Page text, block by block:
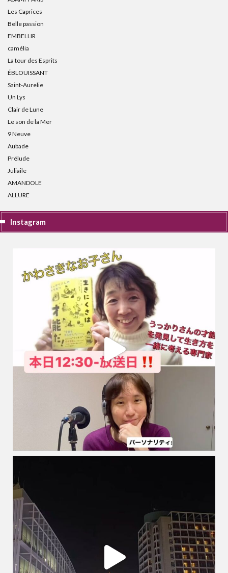
Les Caprices
Belle passion
EMBELLIR
camélia
La tour des Esprits
ÉBLOUISSANT
Saint-Aurelie
Un Lys
Clair de Lune
Le son de la Mer
9 Neuve
Aubade
Prélude
Juliaile
AMANDOLE
ALLURE
Instagram